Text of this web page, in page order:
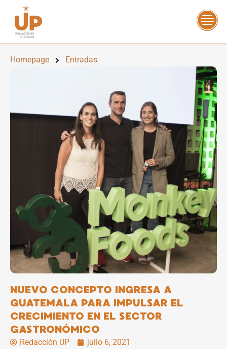
Homepage Entradas
NUEVO CONCEPTO INGRESA A
GUATEMALA PARA IMPULSAR EL
CRECIMIENTO EN EL SECTOR
GASTRONÓMICO
Redacción UP
julio 6, 2021